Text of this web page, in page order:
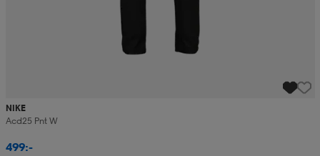
NIKE
Acd25 Pnt W
499:-